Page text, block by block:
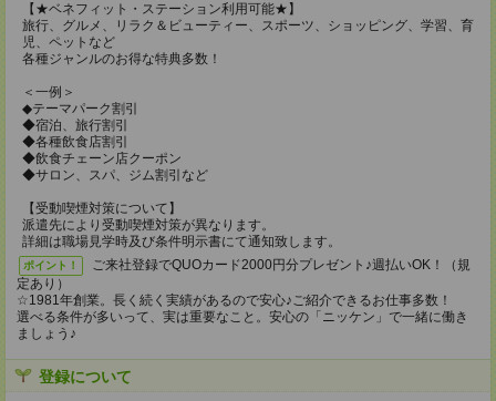
【★ベネフィット・ステーション利用可能★】
旅行、グルメ、リラク＆ビューティー、スポーツ、ショッピング、学習、育
児、ペットなど
各種ジャンルのお得な特典多数！
＜一例＞
◆テーマパーク割引
◆宿泊、旅行割引
◆各種飲食店割引
◆飲食チェーン店クーポン
◆サロン、スパ、ジム割引など
【受動喫煙対策について】
派遣先により受動喫煙対策が異なります。
詳細は職場見学時及び条件明示書にて通知致します。
ポイント！
ご来社登録でQUOカード2000円分プレゼント♪週払いOK！（規
定あり）
☆1981年創業。長く続く実績があるので安心♪ご紹介できるお仕事多数！
選べる条件が多いって、実は重要なこと。安心の「ニッケン」で一緒に働き
ましょう♪
登録について